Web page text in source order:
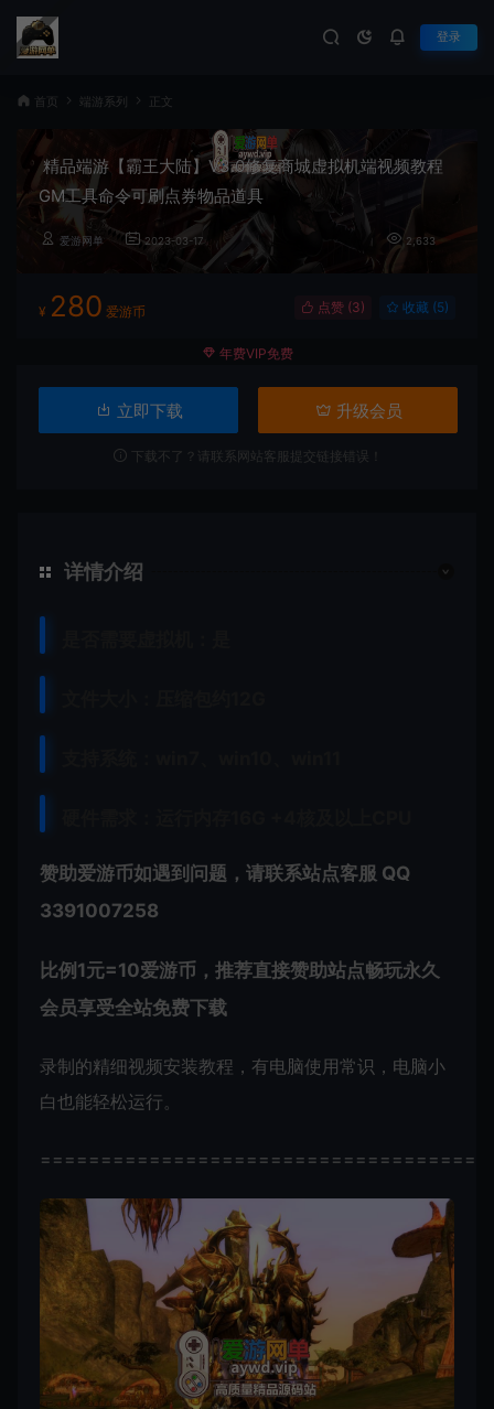
登录
首页 端游系列 正文
精品端游【霸王大陆】V3.0修复商城虚拟机端视频教程
GM工具命令可刷点券物品道具
爱游网单 2023-03-17 2,633
¥ 280 爱游币 点赞 (3) 收藏 (5)
年费VIP免费
立即下载 升级会员
下载不了？请联系网站客服提交链接错误！
详情介绍
赞助爱游币如遇到问题，请联系站点客服 QQ
3391007258
比例1元=10爱游币，推荐直接赞助站点畅玩永久
会员享受全站免费下载
录制的精细视频安装教程，有电脑使用常识，电脑小
白也能轻松运行。